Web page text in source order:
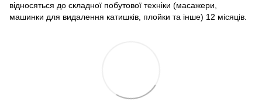
відносяться до складної побутової техніки (масажери,
машинки для видалення катишків, плойки та інше) 12 місяців.